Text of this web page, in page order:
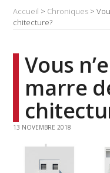
Accueil > Chroniques >
chitecture?
Vous
marre
13 NOVEMBRE 2018